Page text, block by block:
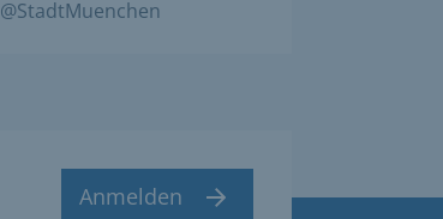
@StadtMuenchen
Anmelden